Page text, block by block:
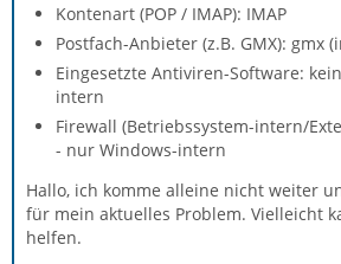
Kontenart (POP / IMAP): IMAP
Postfach-Anbieter (z.B. GMX): gmx
Eingesetzte Antiviren-Software:
intern
Firewall (Betriebssystem-intern/
- nur Windows-intern
Hallo, ich komme alleine nicht weiter
für mein aktuelles Problem. Vielleicht
helfen.